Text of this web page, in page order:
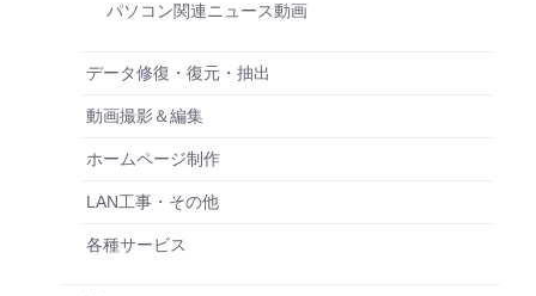
パソコン関連ニュース動画
データ修復・復元・抽出
動画撮影＆編集
ホームページ制作
LAN工事・その他
各種サービス